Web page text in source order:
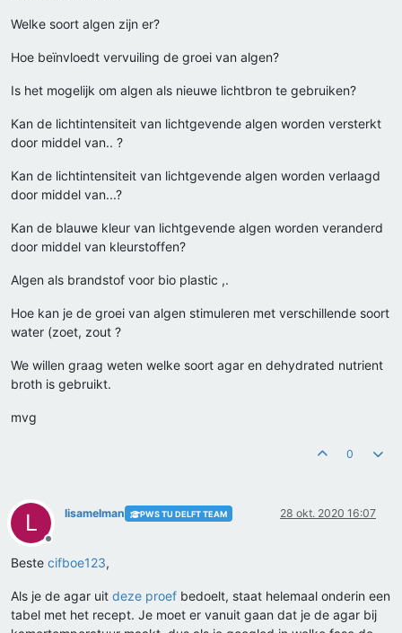
Welke soort algen zijn er?
Hoe beïnvloedt vervuiling de groei van algen?
Is het mogelijk om algen als nieuwe lichtbron te gebruiken?
Kan de lichtintensiteit van lichtgevende algen worden versterkt
door middel van.. ?
Kan de lichtintensiteit van lichtgevende algen worden verlaagd
door middel van...?
Kan de blauwe kleur van lichtgevende algen worden veranderd
door middel van kleurstoffen?
Algen als brandstof voor bio plastic ,.
Hoe kan je de groei van algen stimuleren met verschillende soort
water (zoet, zout ?
We willen graag weten welke soort agar en dehydrated nutrient
broth is gebruikt.
mvg
0
L
Offline
lisamelman PWS TU DELFT TEAM 28 okt. 2020 16:07
Beste cifboe123,
Als je de agar uit deze proef bedoelt, staat helemaal onderin een
tabel met het recept. Je moet er vanuit gaan dat je de agar bij